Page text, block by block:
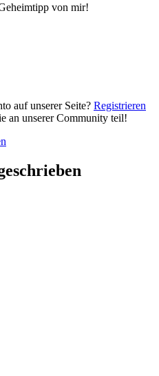
von mir!
auf unserer Seite? Registrieren
an unserer Community teil!